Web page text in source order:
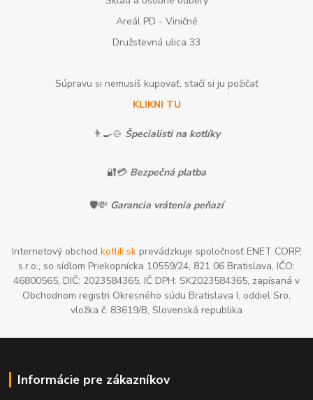
Areál PD - Viničné
Družstevná ulica 33
Súpravu si nemusíš kupovať, stačí si ju požičať
KLIKNI TU
👨‍🍳🍲 Špecialisti na kotlíky
🔐💳 Bezpečná platba
🛡️💸 Garancia vrátenia peňazí
Internetový obchod kotlik.skprevádzkuje spoločnosť ENET CORP,
s.r.o., so sídlom Priekopnícka 10559/24, 821 06 Bratislava, IČO:
46800565, DIČ: 2023584365, IČ DPH: SK2023584365, zapísaná v
Obchodnom registri Okresného súdu Bratislava I, oddiel Sro,
vložka č. 83619/B, Slovenská republika
Informácie pre zákazníkov